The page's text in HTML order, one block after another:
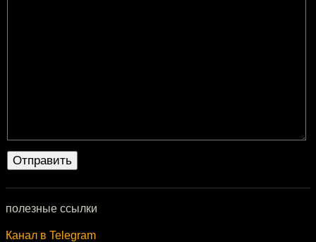
полезные ссылки
Канал в Telegram